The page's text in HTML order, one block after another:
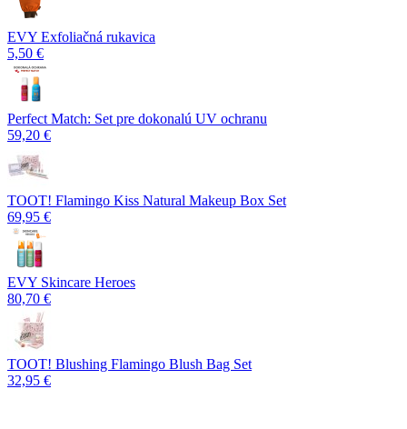
EVY Exfoliačná rukavica
5,50 €
Perfect Match: Set pre dokonalú UV ochranu
59,20 €
TOOT! Flamingo Kiss Natural Makeup Box Set
69,95 €
EVY Skincare Heroes
80,70 €
TOOT! Blushing Flamingo Blush Bag Set
32,95 €